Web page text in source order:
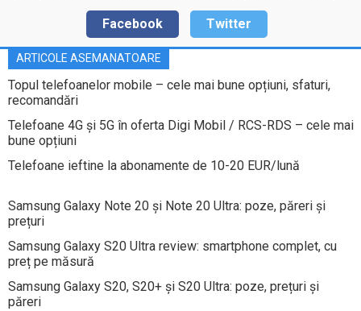
Facebook Twitter
ARTICOLE ASEMANATOARE
Topul telefoanelor mobile – cele mai bune opțiuni, sfaturi,
recomandări
Telefoane 4G și 5G în oferta Digi Mobil / RCS-RDS – cele mai
bune opțiuni
Telefoane ieftine la abonamente de 10-20 EUR/lună
Samsung Galaxy Note 20 și Note 20 Ultra: poze, păreri și
prețuri
Samsung Galaxy S20 Ultra review: smartphone complet, cu
preț pe măsură
Samsung Galaxy S20, S20+ și S20 Ultra: poze, prețuri și
păreri